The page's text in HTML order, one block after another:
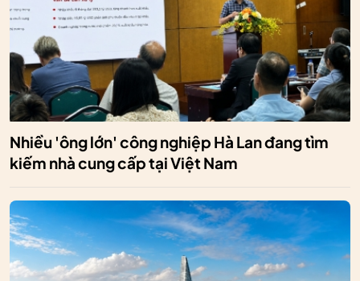
Nhiều 'ông lớn' công nghiệp Hà Lan đang tìm
kiếm nhà cung cấp tại Việt Nam